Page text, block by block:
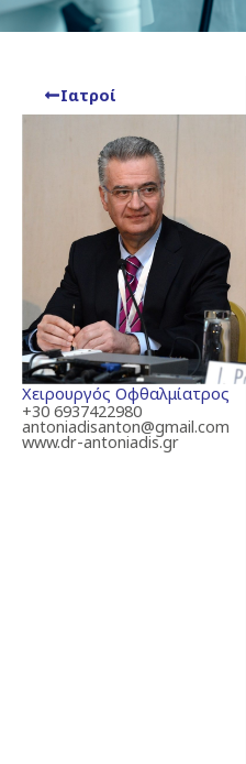
Ιατροί
Χειρουργός Οφθαλμίατρος
+30 6937422980
antoniadisanton@gmail.com
www.dr-antoniadis.gr